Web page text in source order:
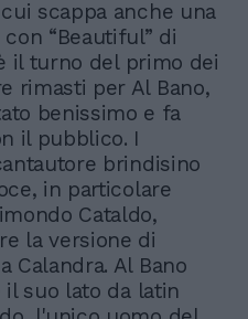
scappa anche una
“Beautiful” di
il turno del primo dei
rimasti per Al Bano,
benissimo e fa
il pubblico. I
brindisino
in particolare
Cataldo,
la versione di
Calandra. Al Bano
suo lato da latin